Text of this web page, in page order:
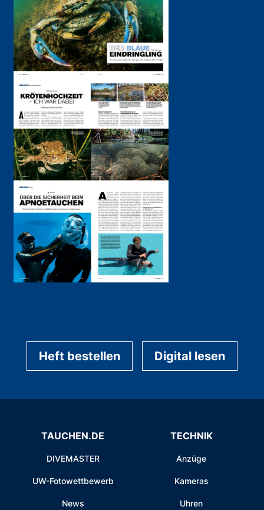
Heft bestellen Digital lesen
TAUCHEN.DE
DIVEMASTER
UW-Fotowettbewerb
News
TECHNIK
Anzüge
Kameras
Uhren